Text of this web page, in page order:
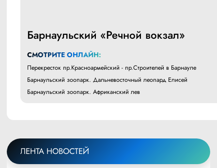
Барнаульский «Речной вокзал»
СМОТРИТЕ ОНЛАЙН:
Перекресток пр.Красноармейский - пр.Строителей в Барнауле
Барнаульский зоопарк. Дальневосточный леопард Елисей
Барнаульский зоопарк. Африканский лев
ЛЕНТА НОВОСТЕЙ